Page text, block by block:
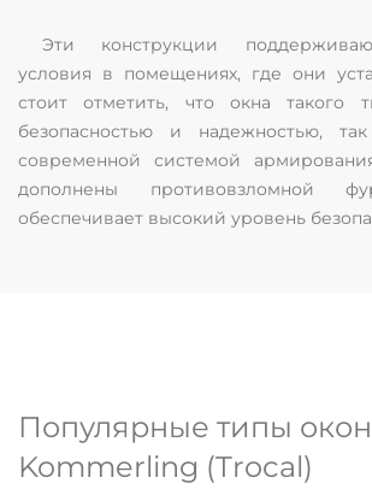
Эти конструкции
условия в помещениях, где они
стоит отметить, что окна такого
безопасностью и надежностью,
современной системой
дополнены противовзломной
обеспечивает высокий уровень
Популярные типы окон
Kommerling (Trocal)